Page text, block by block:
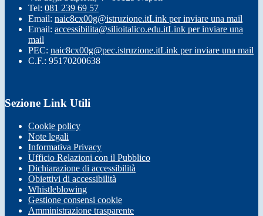
Tel: 081 239 69 57
Email: naic8cx00g@istruzione.itLink per inviare una mail
Email: accessibilita@silioitalico.edu.itLink per inviare una
mail
PEC: naic8cx00g@pec.istruzione.itLink per inviare una mail
C.F.: 95170200638
Sezione Link Utili
Cookie policy
Note legali
Informativa Privacy
Ufficio Relazioni con il Pubblico
Dichiarazione di accessibilità
Obiettivi di accessibilità
Whistleblowing
Gestione consensi cookie
Amministrazione trasparente